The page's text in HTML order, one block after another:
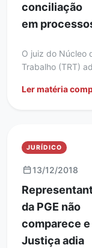
conciliação
em
O juiz do Núcleo
Trabalho (TRT)
Ler matéria
JURÍDICO
13/12/2018
da PGE não
comparece e
Justiça adia